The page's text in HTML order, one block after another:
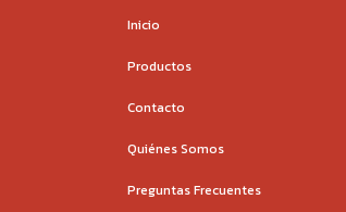
Inicio
Productos
Contacto
Quiénes Somos
Preguntas Frecuentes